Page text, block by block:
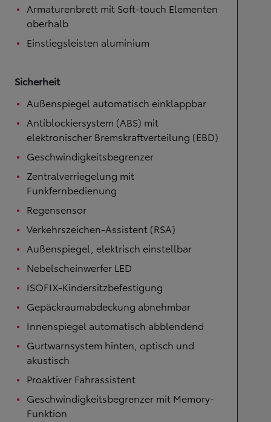
Armaturenbrett mit Soft-touch Elementen
oberhalb
Einstiegsleisten aluminium
Sicherheit
Außenspiegel automatisch einklappbar
Antiblockiersystem (ABS) mit
elektronischer Bremskraftverteilung (EBD)
Geschwindigkeitsbegrenzer
Zentralverriegelung mit
Funkfernbedienung
Regensensor
Verkehrszeichen-Assistent (RSA)
Außenspiegel, elektrisch einstellbar
Nebelscheinwerfer LED
ISOFIX-Kindersitzbefestigung
Gepäckraumabdeckung abnehmbar
Innenspiegel automatisch abblendend
Gurtwarnsystem hinten, optisch und
akustisch
Proaktiver Fahrassistent
Geschwindigkeitsbegrenzer mit Memory-
Funktion